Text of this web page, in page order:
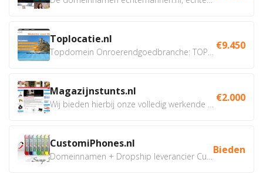
Toplocatie.nl €9.450
Magazijnstunts.nl €2.000
CustomiPhones.nl Bieden